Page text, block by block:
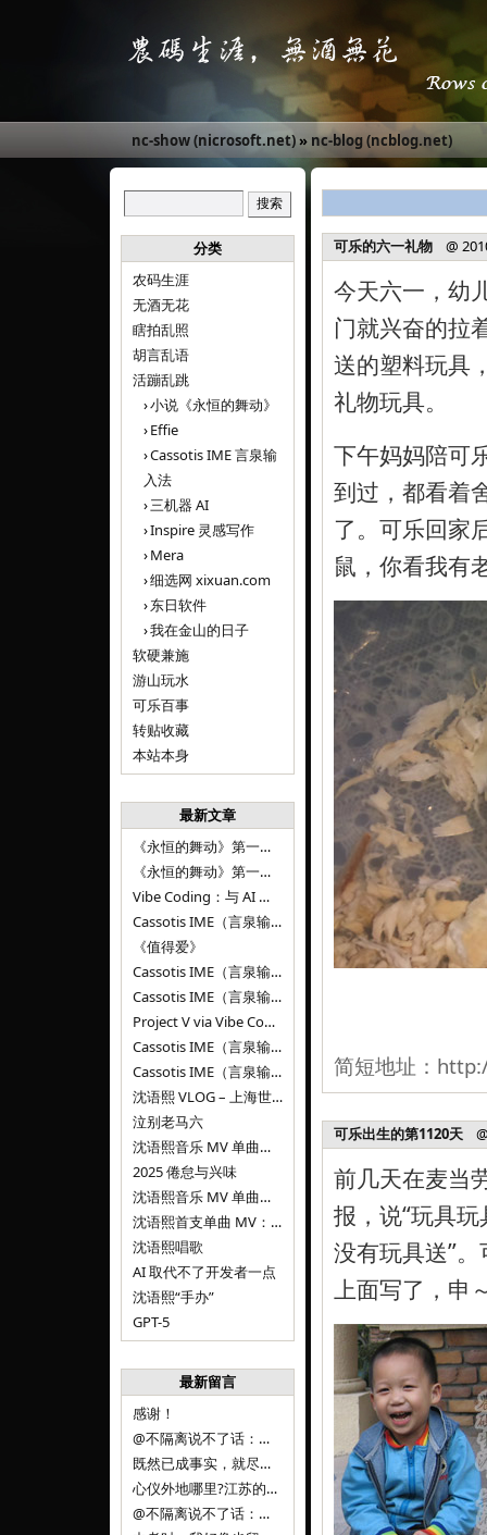
nc-show (nicrosoft.net)» nc-blog (ncblog.net)
分类
农码生涯
无酒无花
瞎拍乱照
胡言乱语
活蹦乱跳
小说《永恒的舞动》
Effie
Cassotis IME 言泉输
入法
三机器 AI
Inspire 灵感写作
Mera
细选网 xixuan.com
东日软件
我在金山的日子
软硬兼施
游山玩水
可乐百事
转贴收藏
本站本身
最新文章
《永恒的舞动》第一百二十八章
《永恒的舞动》第一百二十七章
Vibe Coding：与 AI 并肩进步——言泉输入法 v0.4.1
Cassotis IME（言泉输入法）v0.3.1
《值得爱》
Cassotis IME（言泉输入法）v0.2.0
Cassotis IME（言泉输入法）v0.1.0
Project V via Vibe Coding
Cassotis IME（言泉输入法）阶段二
Cassotis IME（言泉输入法）
沈语熙 VLOG – 上海世博文化公园双子山
泣别老马六
沈语熙音乐 MV 单曲第三弹：代码与白T恤
2025 倦怠与兴味
沈语熙音乐 MV 单曲第二弹：优雅时间
沈语熙首支单曲 MV：告别的倒影
沈语熙唱歌
AI 取代不了开发者一点
沈语熙“手办”
GPT-5
最新留言
感谢！
@不隔离说不了话：浙江的
既然已成事实，就尽量接受了。 事情未能如愿已是不幸，没必要为此反复纠结来进行不必要的自我惩罚。 之前问过家里的小朋友是否想学编
心仪外地哪里?江苏的？顺其自然，全面发展才是。
@不隔离说不了话：确实，一晃三年。
可乐的六一礼物 @
今天六一，幼
门就兴奋的拉
送的塑料玩具
礼物玩具。
下午妈妈陪可
到过，都看着
了。可乐回家
鼠，你看我有
简短地址：
可乐出生的第1120天
前几天在麦当
报，说“玩具
没有玩具送”
上面写了，申